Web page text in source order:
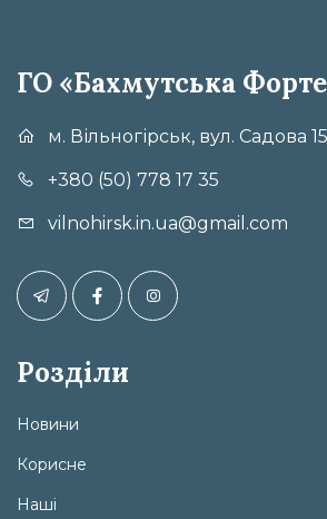
ГО «Бахмутська
м. Вільногірськ, вул. Садова
+380 (50) 778 17 35
vilnohirsk.in.ua@gmail.com
Розділи
Новини
Корисне
Наші